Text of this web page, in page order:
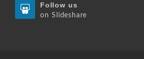
Follow us
on Slideshare